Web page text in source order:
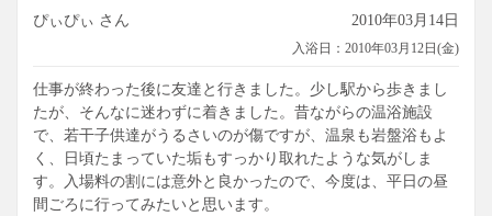
ぴぃぴぃ さん 2010年03月14日
入浴日：2010年03月12日(金)
仕事が終わった後に友達と行きました。少し駅から歩きまし
たが、そんなに迷わずに着きました。昔ながらの温浴施設
で、若干子供達がうるさいのが傷ですが、温泉も岩盤浴もよ
く、日頃たまっていた垢もすっかり取れたような気がしま
す。入場料の割には意外と良かったので、今度は、平日の昼
間ごろに行ってみたいと思います。